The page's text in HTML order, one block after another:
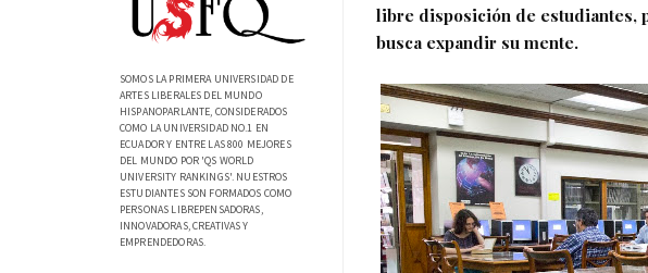
libre disposición de estudiantes,
busca expandir su mente.
SOMOS LA PRIMERA UNIVERSIDAD DE
ARTES LIBERALES DEL MUNDO
HISPANOPARLANTE, CONSIDERADOS
COMO LA UNIVERSIDAD NO.1 EN
ECUADOR Y ENTRE LAS 800 MEJORES
DEL MUNDO POR 'QS WORLD
UNIVERSITY RANKINGS'. NUESTROS
ESTUDIANTES SON FORMADOS COMO
PERSONAS LIBREPENSADORAS,
INNOVADORAS, CREATIVAS Y
EMPRENDEDORAS.